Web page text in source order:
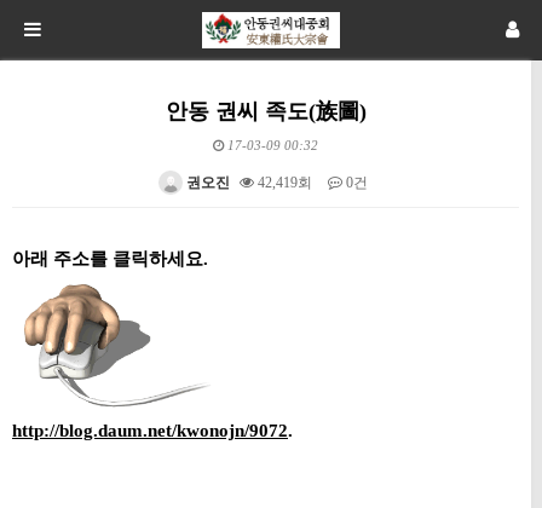
안동 권씨 족도(族圖)
17-03-09 00:32
권오진 42,419회 0건
아래 주소를 클릭하세요.
http://blog.daum.net/kwonojn/9072.